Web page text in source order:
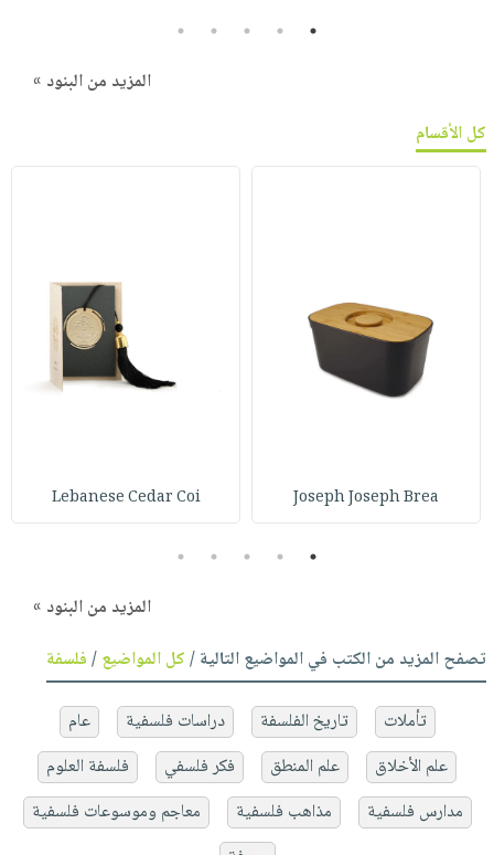
1
2
3
4
5
المزيد من البنود »
كل الأقسام
Joseph Joseph Brea
Lebanese Cedar Coi
1
2
3
4
5
المزيد من البنود »
تصفح المزيد من الكتب في المواضيع التالية /كل المواضيع/فلسفة
تأملات تاريخ الفلسفة دراسات فلسفية
عام
علم الأخلاق
علم المنطق فكر فلسفي
فلسفة العلوم
مدارس فلسفية
مذاهب فلسفية
معاجم وموسوعات فلسفية